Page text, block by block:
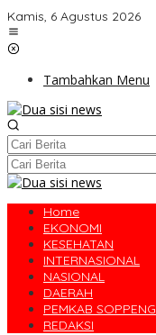
Lewati
ke
konten
Kamis, 6 Agustus 2026
Tambahkan Menu
Home
EKONOMI
KESEHATAN
INTERNASIONAL
NASIONAL
DAERAH
PEMKAB SOPPENG
REDAKSI